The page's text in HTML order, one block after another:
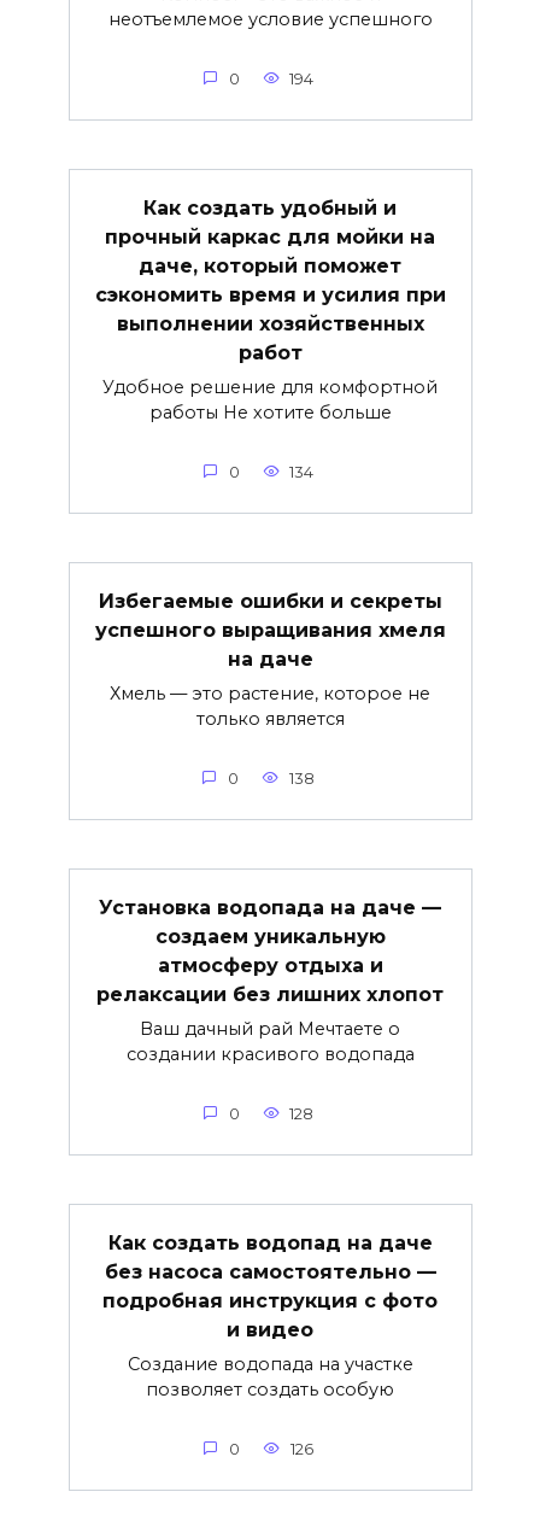
неотъемлемое условие успешного
0 194
Как создать удобный и
прочный каркас для мойки на
даче, который поможет
сэкономить время и усилия при
выполнении хозяйственных
работ
Удобное решение для комфортной
работы Не хотите больше
0 134
Избегаемые ошибки и секреты
успешного выращивания хмеля
на даче
Хмель — это растение, которое не
только является
0 138
Установка водопада на даче —
создаем уникальную
атмосферу отдыха и
релаксации без лишних хлопот
Ваш дачный рай Мечтаете о
создании красивого водопада
0 128
Как создать водопад на даче
без насоса самостоятельно —
подробная инструкция с фото
и видео
Создание водопада на участке
позволяет создать особую
0 126